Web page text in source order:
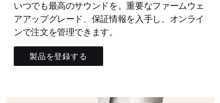
いつでも最高のサウンドを。重要なファームウェ
アアップグレード、保証情報を入手し、オンライ
ンで注文を管理できます。
製品を登録する